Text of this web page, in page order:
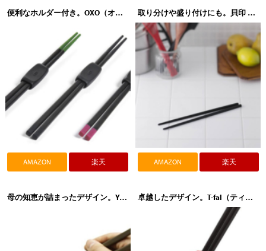
便利なホルダー付き。OXO（オクソー）GOOD GRIPS（グッド・グリップス）シリコン菜箸 1132380 1135480
AMAZON 楽天
取り分けや盛り付けにも。貝印 O.E.C.（ORIENTED ECOLOGY COOKING）シリコーン菜箸 DE5904
AMAZON 楽天
母の知恵が詰まったデザイン。YAXELL（ヤクセル）MOTHER'S SELECTION（マザーズセレクション）菜箸 卓越したデザイン。T-fal（ティファール）ingenio（インジニオ）菜ばし K21340